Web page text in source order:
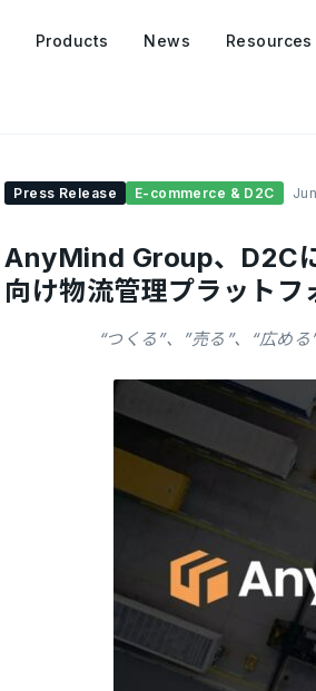
Products News Resources
Press Release E-commerce & D2C
AnyMind Group、D2C
向け物流管理プラット
“つくる”、”売る”、“広め